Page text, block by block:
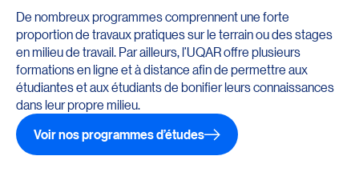
De nombreux programmes comprennent une forte
proportion de travaux pratiques sur le terrain ou des stages
en milieu de travail. Par ailleurs, l’UQAR offre plusieurs
formations en ligne et à distance afin de permettre aux
étudiantes et aux étudiants de bonifier leurs connaissances
dans leur propre milieu.
Voir nos programmes d’études
Redirection vers la page : Programmes d’études